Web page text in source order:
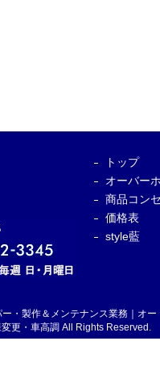
トップ
オーバー
商品コン
価格表
style藍
・製作＆メンテナンス業務｜オー
更・車高調 All Rights Reserved.